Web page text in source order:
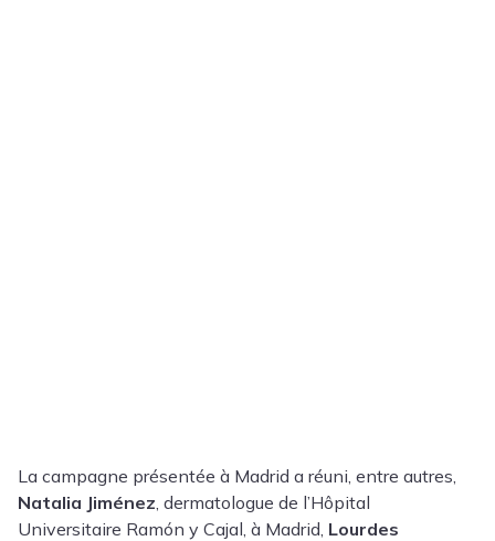
La campagne présentée à Madrid a réuni, entre autres,
Natalia Jiménez , dermatologue de l’Hôpital
Universitaire Ramón y Cajal, à Madrid, Lourdes